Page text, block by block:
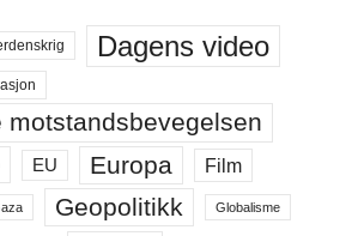
Dagens video
motstandsbevegelsen
EU Europa Film
Geopolitikk Globalisme